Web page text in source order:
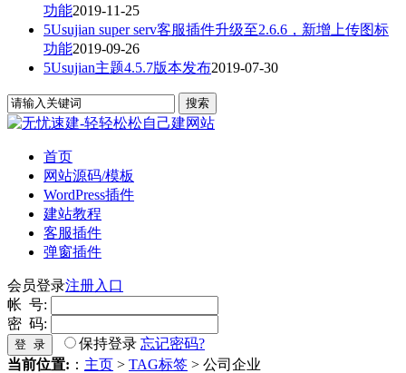
功能2019-11-25
5Usujian super serv客服插件升级至2.6.6，新增上传图标
功能2019-09-26
5Usujian主题4.5.7版本发布2019-07-30
首页
网站源码/模板
WordPress插件
建站教程
客服插件
弹窗插件
会员登录注册入口
帐 号:
密 码:
登 录 保持登录 忘记密码?
当前位置: ： 主页 > TAG标签 > 公司企业